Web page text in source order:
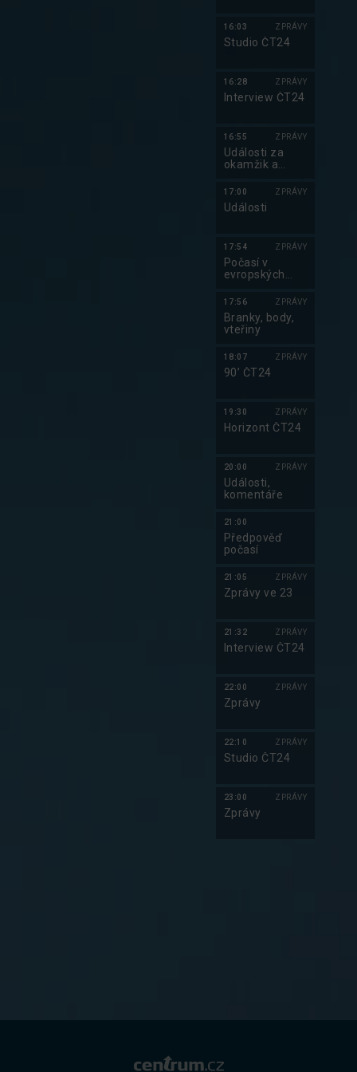
16:03 ZPRÁVY
Studio ČT24
16:28 ZPRÁVY
Interview ČT24
16:55 ZPRÁVY
Události za
okamžik a
17:00 ZPRÁVY
Události
17:54 ZPRÁVY
Počasí v
evropských
17:56 ZPRÁVY
Branky, body,
vteřiny
18:07 ZPRÁVY
90’ ČT24
19:30 ZPRÁVY
Horizont ČT24
20:00 ZPRÁVY
Události,
komentáře
21:00
Předpověď
počasí
21:05 ZPRÁVY
Zprávy ve 23
21:32 ZPRÁVY
Interview ČT24
22:00 ZPRÁVY
Zprávy
22:10 ZPRÁVY
Studio ČT24
23:00 ZPRÁVY
Zprávy